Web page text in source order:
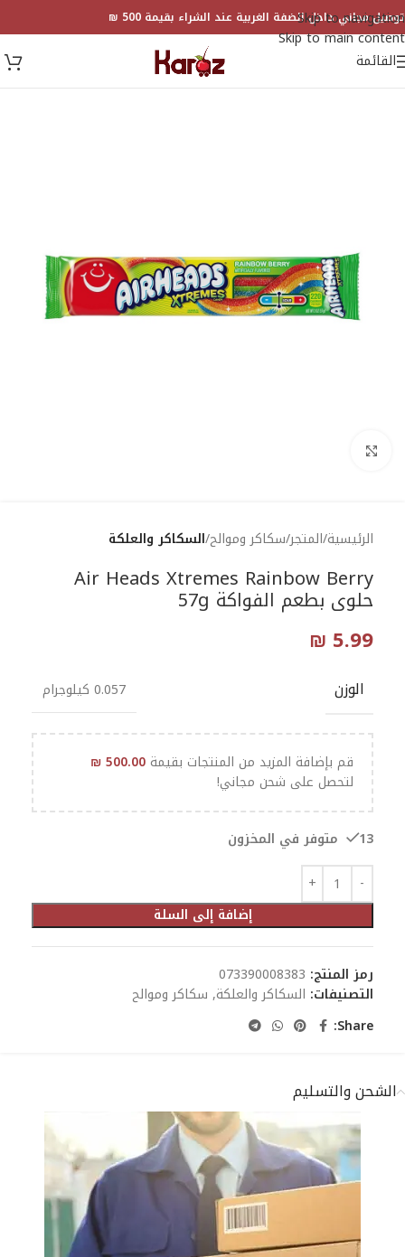
Skip to navigation
Skip to main content
توصيل مجاني داخل الضفة الغربية عند الشراء بقيمة 500 ₪
القائمة
الرئيسية المتجر سكاكر وموالح السكاكر والعلكة
Air Heads Xtremes Rainbow Berry
حلوى بطعم الفواكة 57g
₪ 5.99
الوزن 0.057 كيلوجرام
قم بإضافة المزيد من المنتجات بقيمة ₪500.00
لتحصل على شحن مجاني!
13 متوفر في المخزون
إضافة إلى السلة
رمز المنتج: 073390008383
التصنيفات: السكاكر والعلكة, سكاكر وموالح
Share:
الشحن والتسليم